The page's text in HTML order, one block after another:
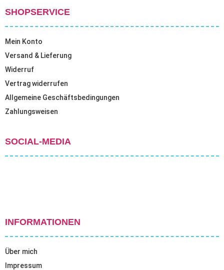
SHOPSERVICE
Mein Konto
Versand & Lieferung
Widerruf
Vertrag widerrufen
Allgemeine Geschäftsbedingungen
Zahlungsweisen
SOCIAL-MEDIA
INFORMATIONEN
Über mich
Impressum